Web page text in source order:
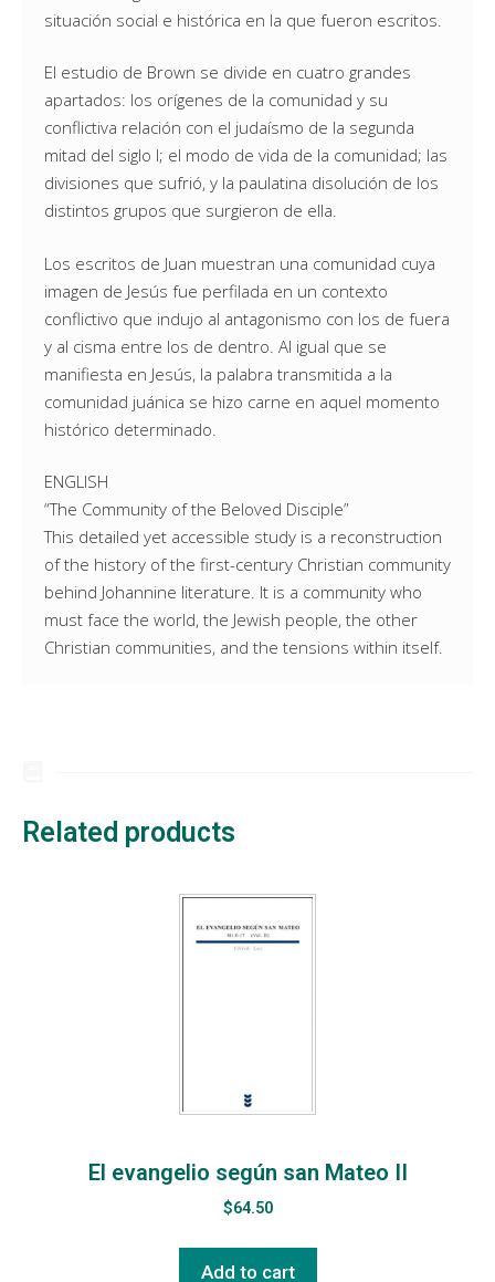
situación social e histórica en la que fueron escritos.
El estudio de Brown se divide en cuatro grandes
apartados: los orígenes de la comunidad y su
conflictiva relación con el judaísmo de la segunda
mitad del siglo I; el modo de vida de la comunidad; las
divisiones que sufrió, y la paulatina disolución de los
distintos grupos que surgieron de ella.
Los escritos de Juan muestran una comunidad cuya
imagen de Jesús fue perfilada en un contexto
conflictivo que indujo al antagonismo con los de fuera
y al cisma entre los de dentro. Al igual que se
manifiesta en Jesús, la palabra transmitida a la
comunidad juánica se hizo carne en aquel momento
histórico determinado.
ENGLISH
“The Community of the Beloved Disciple”
This detailed yet accessible study is a reconstruction
of the history of the first-century Christian community
behind Johannine literature. It is a community who
must face the world, the Jewish people, the other
Christian communities, and the tensions within itself.
Related products
El evangelio según san Mateo II
$64.50
Add to cart